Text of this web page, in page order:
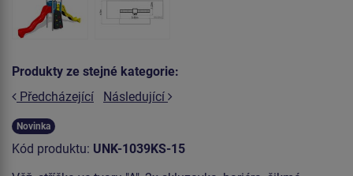
Produkty ze stejné kategorie:
Předcházející
Následující
Novinka
Kód produktu: UNK-1039KS-15